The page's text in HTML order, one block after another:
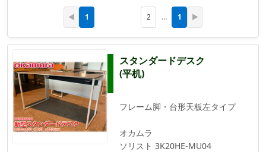
◀ 1 2 … 1 ▶
スタンダードデスク
(平机)
フレーム脚・台形天板左タイプ
オカムラ
ソリスト 3K20HE-MU04